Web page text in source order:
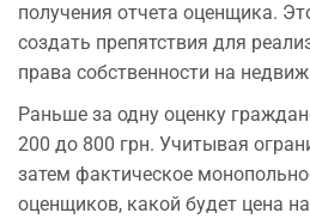
получения отчета оценщика.
создать препятствия для
права собственности на
Раньше за одну оценку
200 до 800 грн. Учитывая
затем фактическое
оценщиков, какой будет цена